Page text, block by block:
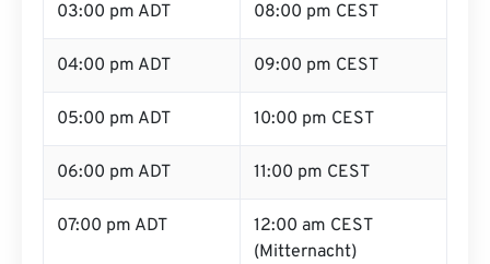
03:00 pm ADT 08:00 pm CEST
04:00 pm ADT 09:00 pm CEST
05:00 pm ADT 10:00 pm CEST
06:00 pm ADT 11:00 pm CEST
07:00 pm ADT
12:00 am CEST
(Mitternacht)